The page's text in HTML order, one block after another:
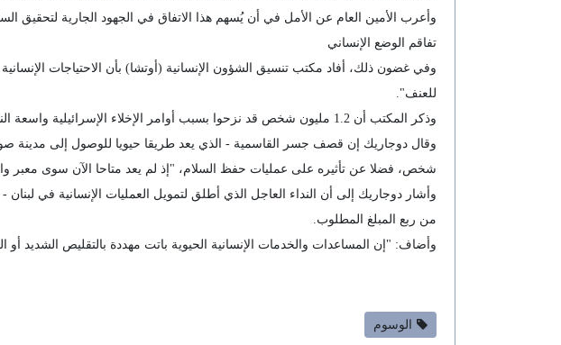
وأعرب الأمين العام عن الأمل في أن يُسهم هذا الاتفاق في الجهود الجارية لتحقيق
تفاقم الوضع الإنساني
وفي غضون ذلك، أفاد مكتب تنسيق الشؤون الإنسانية (أوتشا) بأن الاحتياجات الإنسانية
للعنف".
وذكر المكتب أن 1.2 مليون شخص قد نزحوا بسبب أوامر الإخلاء الإسرائيلية واسعة النطاق، والتي شملت نحو 15% من الأراضي اللبنانية.
شخص، فضلا عن تأثيره على عمليات حفظ السلام، "إذ لم يعد متاحا الآن سوى معبر
من ربع المبلغ المطلوب.
وأضاف: "إن المساعدات والخدمات الإنسانية الحيوية باتت مهددة بالتقليص الشديد
الوسوم